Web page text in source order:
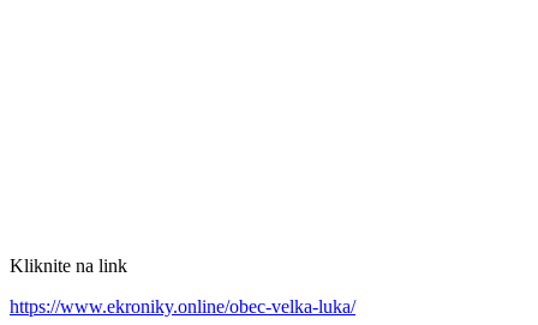
Kliknite na link
https://www.ekroniky.online/obec-velka-luka/